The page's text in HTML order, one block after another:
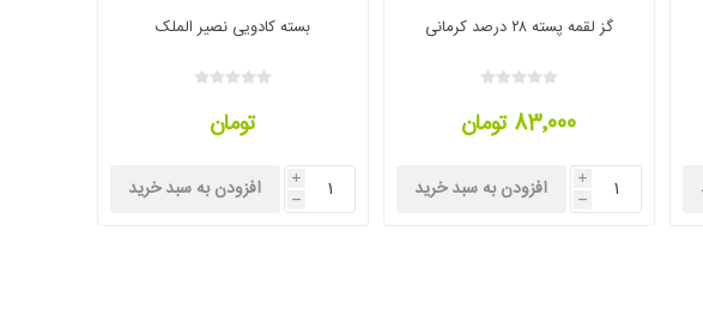
گز لقمه پسته ۲۸ درصد کرمانی
83٬000 تومان
i
h افزودن به سبد خرید
بسته کادویی نصیر الملک
تومان
i
h افزودن به سبد خرید